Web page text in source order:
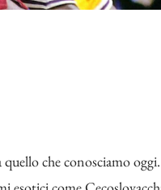
che conosciamo